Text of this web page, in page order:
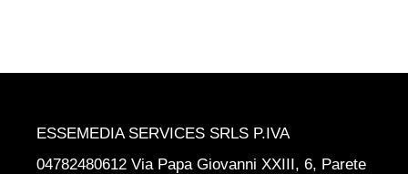
ESSEMEDIA SERVICES SRLS P.IVA
04782480612 Via Papa Giovanni XXIII, 6, Parete